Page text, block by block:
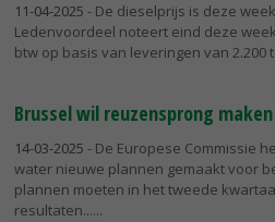
11-04-2025 - De dieselprijs is deze
Ledenvoordeel noteert eind deze
btw op basis van leveringen van 2.200
Brussel wil reuzensprong
14-03-2025 - De Europese Commissie
water nieuwe plannen gemaakt voor
plannen moeten in het tweede
resultaten...